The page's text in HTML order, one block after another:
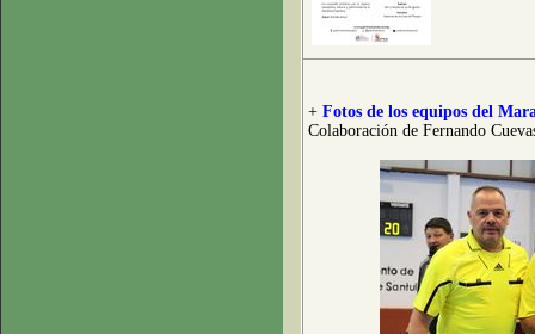
+ Fotos de los equipos del
Colaboración de Fernando